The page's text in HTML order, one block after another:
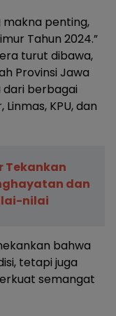
makna penting,
Tahun 2024.”
turut dibawa,
Provinsi Jawa
dari berbagai
KPU, dan
Tekankan
dan
nilai
bahwa
tetapi juga
semangat